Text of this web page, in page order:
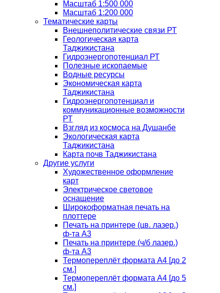
Масштаб 1:500 000
Масштаб 1:200 000
Тематические карты
Внешнеполитические связи РТ
Геологическая карта
Таджикистана
Гидроэнергопотенциал РТ
Полезные ископаемые
Водные ресурсы
Экономическая карта
Таджикистана
Гидроэнергопотенциал и
коммуникационные возможности
РТ
Взгляд из космоса на Душанбе
Экологическая карта
Таджикистана
Карта почв Таджикистана
Другие услуги
Художественное оформление
карт
Электрическое световое
оснащение
Широкоформатная печать на
плоттере
Печать на принтере (цв. лазер.)
ф-та А3
Печать на принтере (ч/б лазер.)
ф-та А3
Термопереплёт формата А4 [до 2
см.]
Термопереплёт формата А4 [до 5
см.]